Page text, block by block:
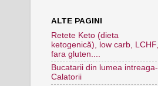
ALTE PAGINI
Retete Keto (dieta
ketogenică), low carb, LCHF,
fara gluten....
Bucatarii din lumea intreaga-
Calatorii